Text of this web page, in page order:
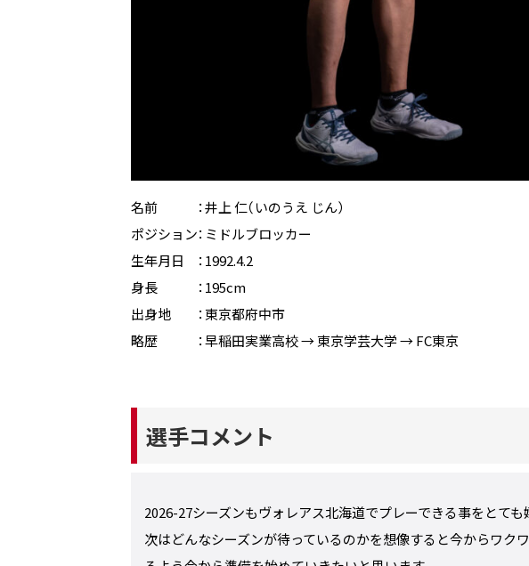
名前 ：井上 仁（いのうえ じん）
ポジション：ミドルブロッカー
生年月日 ：1992.4.2
身長 ：195cm
出身地 ：東京都府中市
略歴 ：早稲田実業高校 → 東京学芸大学 → FC東京
選手コメント
2026-27シーズンもヴォレアス北海道でプレーできる事をとても
次はどんなシーズンが待っているのかを想像すると今からワク